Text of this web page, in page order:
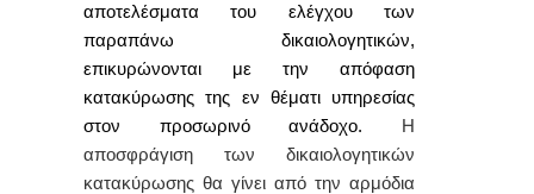
αποτελέσματα του ελέγχου των
παραπάνω δικαιολογητικών,
επικυρώνονται με την απόφαση
κατακύρωσης της εν θέματι υπηρεσίας
στον προσωρινό ανάδοχο.
Η
αποσφράγιση των δικαιολογητικών
κατακύρωσης θα γίνει από την αρμόδια